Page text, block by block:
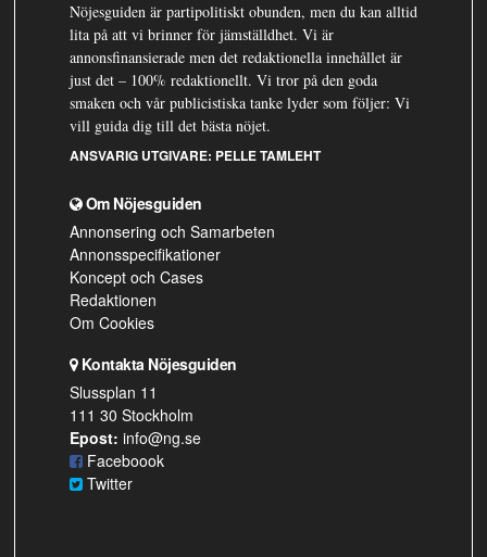
Nöjesguiden är partipolitiskt obunden, men du kan alltid
lita på att vi brinner för jämställdhet. Vi är
annonsfinansierade men det redaktionella innehållet är
just det – 100% redaktionellt. Vi tror på den goda
smaken och vår publicistiska tanke lyder som följer: Vi
vill guida dig till det bästa nöjet.
ANSVARIG UTGIVARE: PELLE TAMLEHT
Om Nöjesguiden
Annonsering och Samarbeten
Annonsspecifikationer
Koncept och Cases
Redaktionen
Om Cookies
Kontakta Nöjesguiden
Slussplan 11
111 30 Stockholm
Epost: info@ng.se
Faceboook
Twitter